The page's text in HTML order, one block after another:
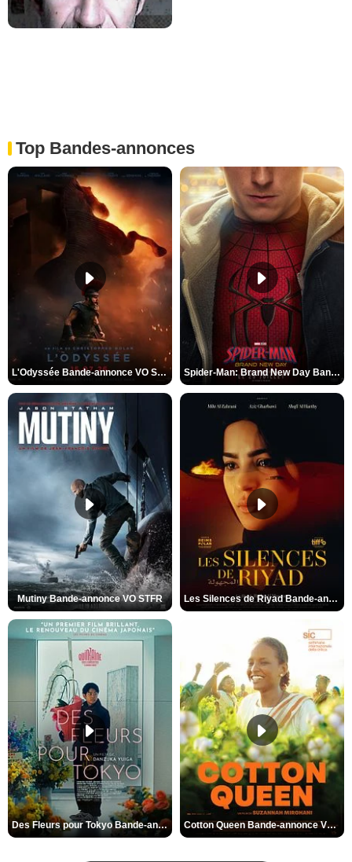
Top Bandes-annonces
L'Odyssée Bande-annonce VO STFR Spider-Man: Brand New Day Bande-annonce VO STFR
Mutiny Bande-annonce VO STFR Les Silences de Riyad Bande-annonce VO STFR
Des Fleurs pour Tokyo Bande-annonce VO STFR Cotton Queen Bande-annonce VO STFR